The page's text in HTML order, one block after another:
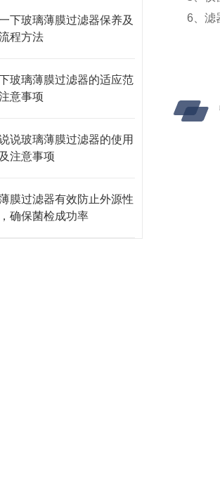
下玻璃薄膜过滤器保养及
程方法
玻璃薄膜过滤器的适应范
意事项
说玻璃薄膜过滤器的使用
注意事项
膜过滤器有效防止外源性
确保菌检成功率
6、滤